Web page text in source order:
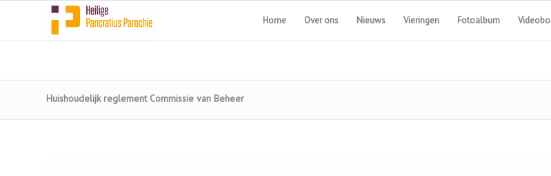
Home Over ons Nieuws Vieringen Fotoalbum
Huishoudelijk reglement Commissie van Beheer